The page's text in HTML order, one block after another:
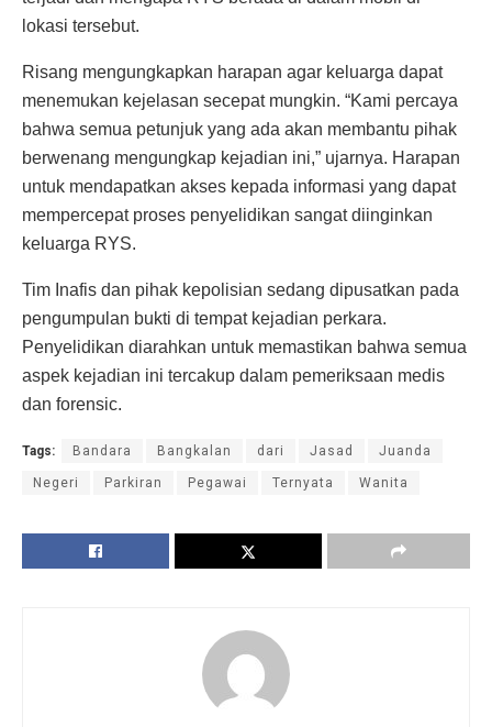
lokasi tersebut.
Risang mengungkapkan harapan agar keluarga dapat
menemukan kejelasan secepat mungkin. “Kami percaya
bahwa semua petunjuk yang ada akan membantu pihak
berwenang mengungkap kejadian ini,” ujarnya. Harapan
untuk mendapatkan akses kepada informasi yang dapat
mempercepat proses penyelidikan sangat diinginkan
keluarga RYS.
Tim Inafis dan pihak kepolisian sedang dipusatkan pada
pengumpulan bukti di tempat kejadian perkara.
Penyelidikan diarahkan untuk memastikan bahwa semua
aspek kejadian ini tercakup dalam pemeriksaan medis
dan forensic.
Tags: Bandara Bangkalan dari Jasad Juanda
Negeri Parkiran Pegawai Ternyata Wanita